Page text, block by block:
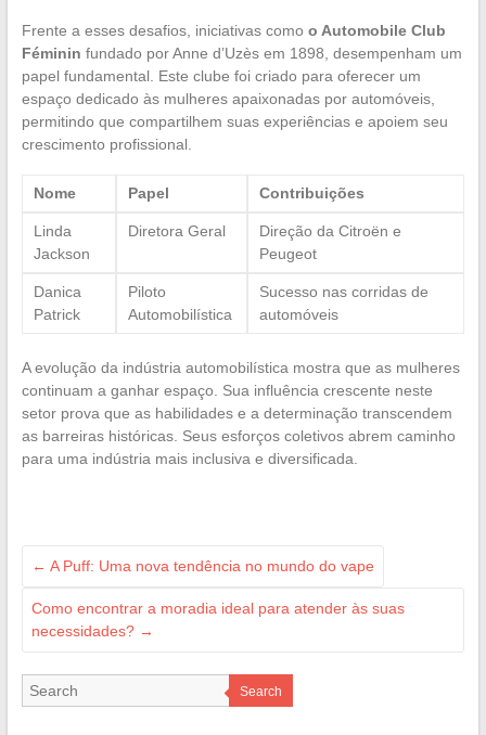
Frente a esses desafios, iniciativas como o Automobile Club
Féminin fundado por Anne d’Uzès em 1898, desempenham um
papel fundamental. Este clube foi criado para oferecer um
espaço dedicado às mulheres apaixonadas por automóveis,
permitindo que compartilhem suas experiências e apoiem seu
crescimento profissional.
Nome Papel Contribuições
Linda
Jackson
Diretora Geral
Direção da Citroën e
Peugeot
Danica
Patrick
Piloto
Automobilística
Sucesso nas corridas de
automóveis
A evolução da indústria automobilística mostra que as mulheres
continuam a ganhar espaço. Sua influência crescente neste
setor prova que as habilidades e a determinação transcendem
as barreiras históricas. Seus esforços coletivos abrem caminho
para uma indústria mais inclusiva e diversificada.
← A Puff: Uma nova tendência no mundo do vape
Como encontrar a moradia ideal para atender às suas
necessidades? →
Search